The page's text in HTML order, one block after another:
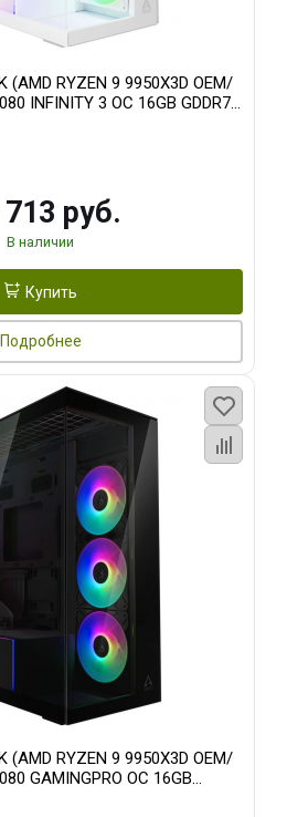
RYZEN 9 9950X3D OEM/
INFINITY 3 OC 16GB GDDR7
руб.
В наличии
Купить
Подробнее
RYZEN 9 9950X3D OEM/
GAMINGPRO OC 16GB
960 ГБ SSD)